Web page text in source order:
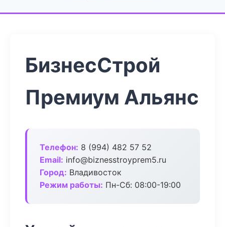
БизнесСтрой
Премиум Альянс
Телефон: 8 (994) 482 57 52
Email: info@biznesstroyprem5.ru
Город: Владивосток
Режим работы: Пн-Сб: 08:00-19:00